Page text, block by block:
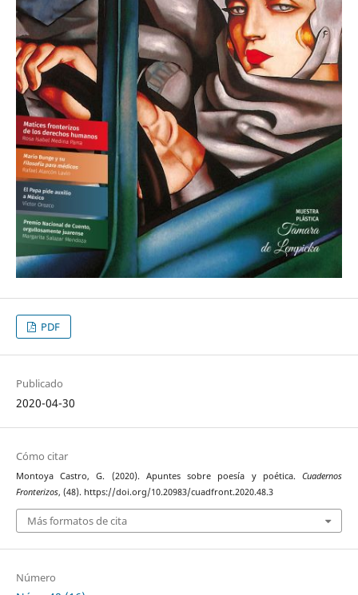
PDF
Publicado
2020-04-30
Cómo citar
Montoya Castro, G. (2020). Apuntes sobre poesía y poética.Cuadernos
Fronterizos, (48). https://doi.org/10.20983/cuadfront.2020.48.3
Más formatos de cita
Número